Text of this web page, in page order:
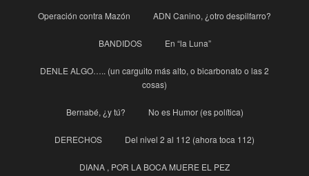
Operación contra Mazón ADN Canino, ¿otro despilfarro?
BANDIDOS En “la Luna”
DENLE ALGO….. (un carguito más alto, o bicarbonato o las 2
cosas)
Bernabé, ¿y tú? No es Humor (es política)
DERECHOS Del nivel 2 al 112 (ahora toca 112)
DIANA , POR LA BOCA MUERE EL PEZ